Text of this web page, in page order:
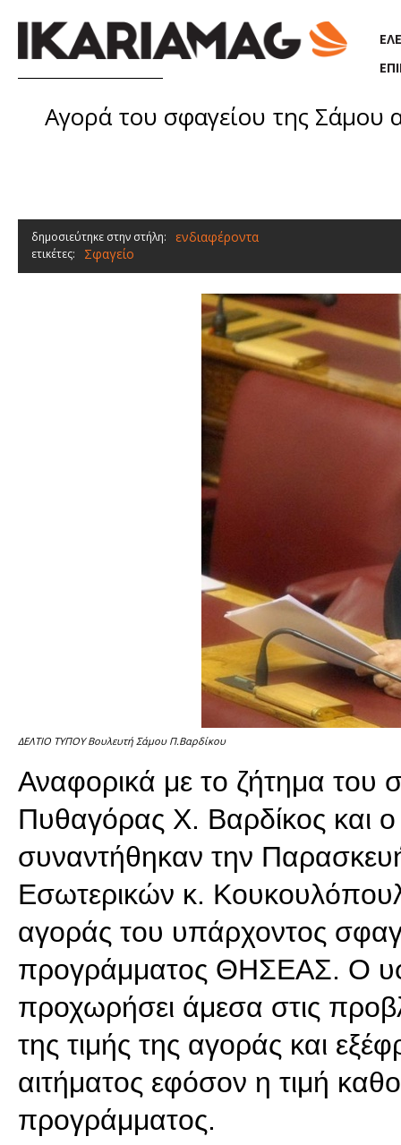
Αγορά του σφαγείου της
δημοσιεύτηκε στην στήλη: ενδιαφέροντα
ετικέτες: Σφαγείο
ΔΕΛΤΙΟ ΤΥΠΟΥ Βουλευτή Σάμου Π.Βαρδίκου
Αναφορικά με το ζήτημα του
Πυθαγόρας Χ. Βαρδίκος και
συναντήθηκαν την
Εσωτερικών κ.
αγοράς του υπάρχοντος
προγράμματος ΘΗΣΕΑΣ. Ο
προχωρήσει άμεσα στις
της τιμής της αγοράς και
αιτήματος εφόσον η τιμή
προγράμματος.